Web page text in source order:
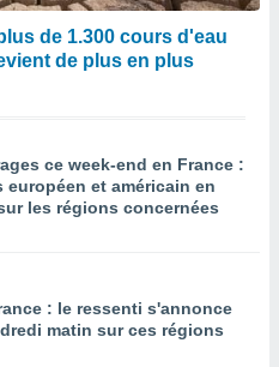
de 1.300 cours d'eau
de plus en plus
ce week-end en France :
européen et américain en
les régions concernées
: le ressenti s'annonce
matin sur ces régions